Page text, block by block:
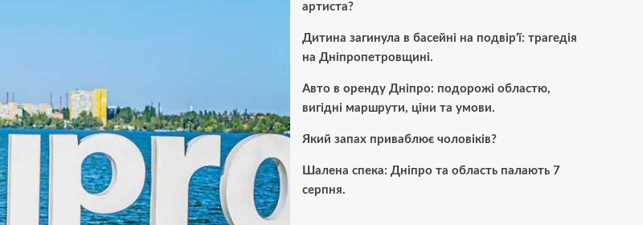
артиста?
Дитина загинула в басейні на подвір’ї: трагедія
на Дніпропетровщині.
Авто в оренду Дніпро: подорожі областю,
вигідні маршрути, ціни та умови.
Який запах приваблює чоловіків?
Шалена спека: Дніпро та область палають 7
серпня.